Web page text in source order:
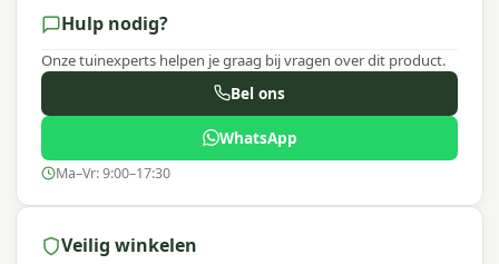
Hulp nodig?
Onze tuinexperts helpen je graag bij vragen over dit product.
Bel ons
WhatsApp
Ma–Vr: 9:00–17:30
Veilig winkelen